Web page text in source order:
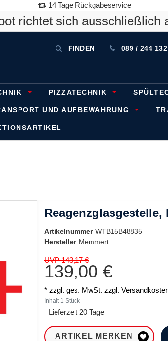
14 Tage Rückgabeservice
richtet sich ausschließlich
FINDEN 089 / 244
PIZZATECHNIK
UND AUFBEWAHRUNG
Artikelnummer WTB15B48835
Hersteller Memmert
UVP 143,17 €
139,00 €
* zzgl. ges. MwSt. zzgl.
Inhalt 1 Stück
Lieferzeit 20 Tage
ARTIKEL MERKEN